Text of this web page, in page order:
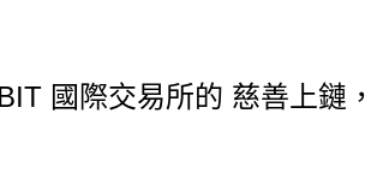
國際交易所的 慈善上鏈，